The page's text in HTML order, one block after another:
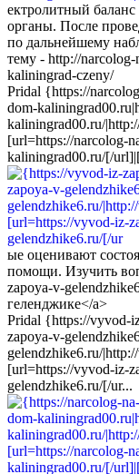
ектролитный
органы. После
по дальнейшему
тему - http://
kaliningrad-czeny/
Pridal {https://
dom-
kaliningrad00.ru/
[url=https://narcolog-
kaliningrad00.ru/[/
ые оценивают
помощи. Изучить
zapoya-v-
геленджике</a>
Pridal {https://vyvod-
zapoya-v-
gelendzhike6.ru/
[url=https://vyvod-iz-
gelendzhike6.ru/[/ur...